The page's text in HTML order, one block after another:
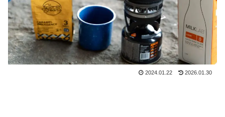
2024.01.22 2026.01.30